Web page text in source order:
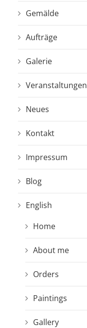
Gemälde
Aufträge
Galerie
Veranstaltungen
Neues
Kontakt
Impressum
Blog
English
Home
About me
Orders
Paintings
Gallery